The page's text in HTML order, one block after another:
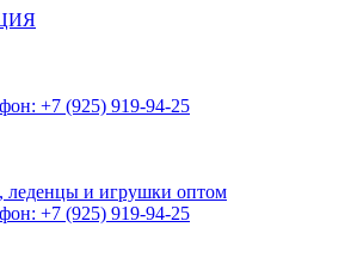
+7 (925) 919-94-25
+7 (925) 919-94-25